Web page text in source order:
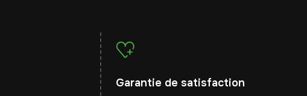
Garantie de satisfaction